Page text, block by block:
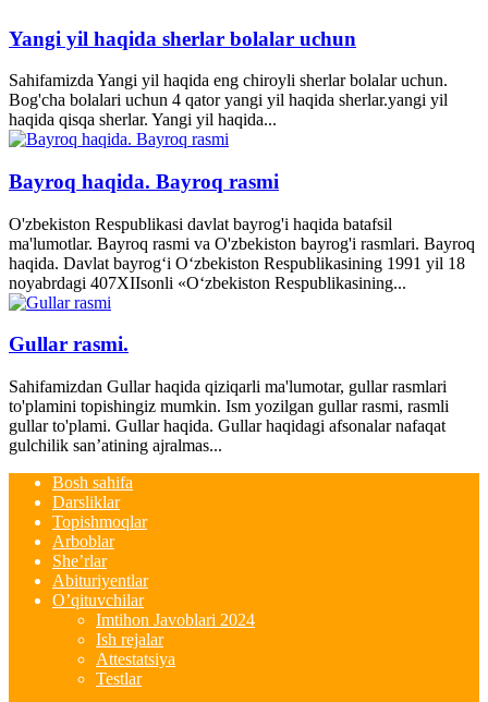
Yangi yil haqida sherlar bolalar uchun
Sahifamizda Yangi yil haqida eng chiroyli sherlar bolalar uchun.
Bog'cha bolalari uchun 4 qator yangi yil haqida sherlar.yangi yil
haqida qisqa sherlar. Yangi yil haqida...
Bayroq haqida. Bayroq rasmi
O'zbekiston Respublikasi davlat bayrog'i haqida batafsil
ma'lumotlar. Bayroq rasmi va O'zbekiston bayrog'i rasmlari. Bayroq
haqida. Davlat bayrog‘i O‘zbekiston Respublikasining 1991 yil 18
noyabrdagi 407­XII­sonli «O‘zbekiston Respublikasining...
Gullar rasmi.
Sahifamizdan Gullar haqida qiziqarli ma'lumotar, gullar rasmlari
to'plamini topishingiz mumkin. Ism yozilgan gullar rasmi, rasmli
gullar to'plami. Gullar haqida. Gullar haqidagi afsonalar nafaqat
gulchilik san’atining ajralmas...
Bosh sahifa
Darsliklar
Topishmoqlar
Arboblar
She’rlar
Abituriyentlar
O’qituvchilar
Imtihon Javoblari 2024
Ish rejalar
Attestatsiya
Testlar